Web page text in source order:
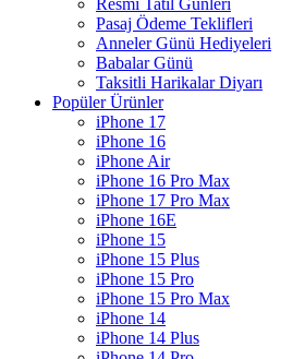
Resmi Tatil Günleri
Pasaj Ödeme Teklifleri
Anneler Günü Hediyeleri
Babalar Günü
Taksitli Harikalar Diyarı
Popüler Ürünler
iPhone 17
iPhone 16
iPhone Air
iPhone 16 Pro Max
iPhone 17 Pro Max
iPhone 16E
iPhone 15
iPhone 15 Plus
iPhone 15 Pro
iPhone 15 Pro Max
iPhone 14
iPhone 14 Plus